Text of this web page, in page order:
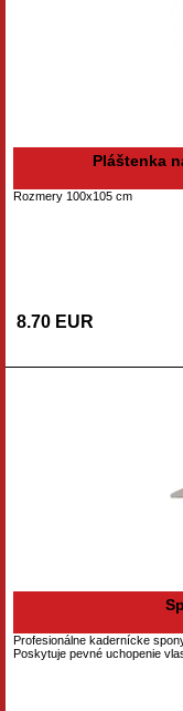
Pláštenka
Rozmery 100x105 cm
8.70 EUR
Profesionálne kadernícke
Poskytuje pevné uchopenie